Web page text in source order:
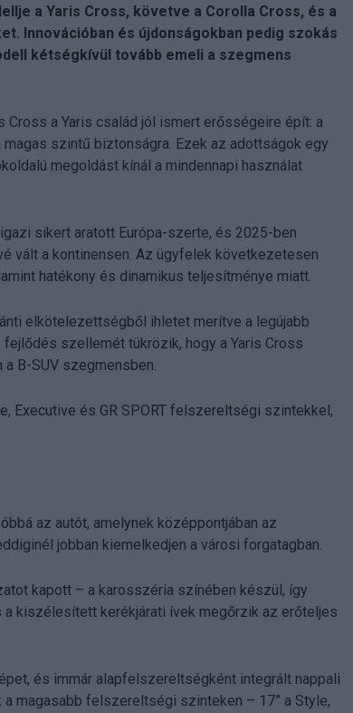
a Yaris Cross, követve a Corolla Cross, és a
Innovációban és újdonságokban pedig szokás
kétségkívül tovább emeli a szegmens
Cross a Yaris család jól ismert erősségeire épít: a
szintű biztonságra. Ezek az adottságok egy
megoldást kínál a mindennapi használat
sikert aratott Európa-szerte, és 2025-ben
vált a kontinensen. Az ügyfelek következetesen
hatékony és dinamikus teljesítménye miatt.
elkötelezettségből ihletet merítve a legújabb
szellemét tükrözik, hogy a Yaris Cross
B-SUV szegmensben.
Executive és GR SPORT felszereltségi szintekkel,
az autót, amelynek középpontjában az
jobban kiemelkedjen a városi forgatagban.
kapott – a karosszéria színében készül, így
kiszélesített kerékjárati ívek megőrzik az erőteljes
és immár alapfelszereltségként integrált nappali
magasabb felszereltségi szinteken – 17” a Style,